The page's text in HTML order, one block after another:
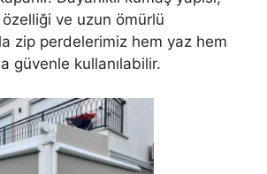
ve uzun ömürlü
zip perdelerimiz hem yaz hem
güvenle kullanılabilir.